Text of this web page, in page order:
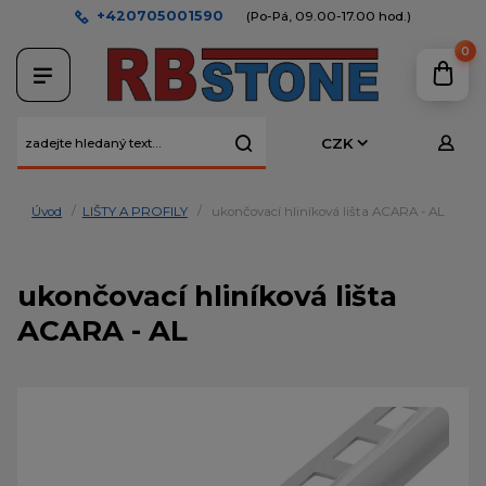
CZK
+420705001590 (Po-Pá, 09.00-17.00 hod.)
0
Úvod LIŠTY A PROFILY ukončovací hliníková lišta ACARA - AL
ukončovací hliníková lišta
ACARA - AL